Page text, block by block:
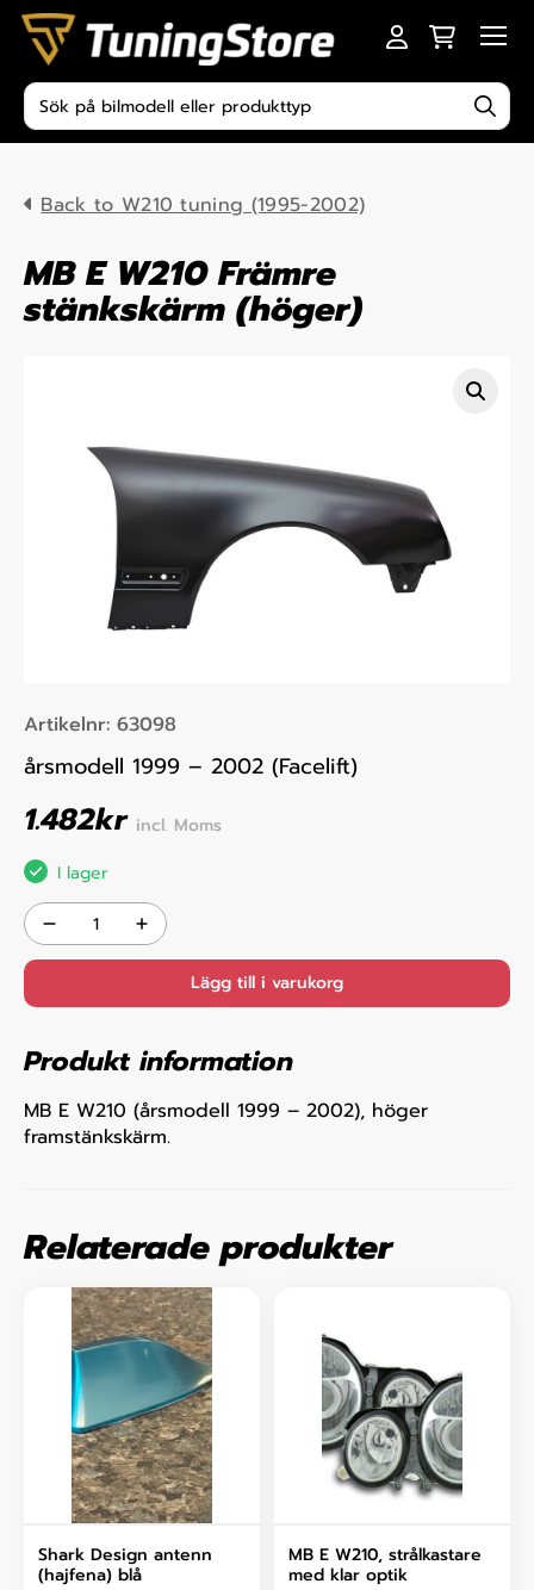
Skip to content
Produktsökning
Back to W210 tuning (1995-2002)
MB E W210 Främre
stänkskärm (höger)
Artikelnr: 63098
årsmodell 1999 – 2002 (Facelift)
1.482kr incl. Moms
I lager
Lägg till i varukorg
Produkt information
MB E W210 (årsmodell 1999 – 2002), höger
framstänkskärm.
Relaterade produkter
Shark Design antenn
(hajfena) blå
MB E W210, strålkastare
med klar optik